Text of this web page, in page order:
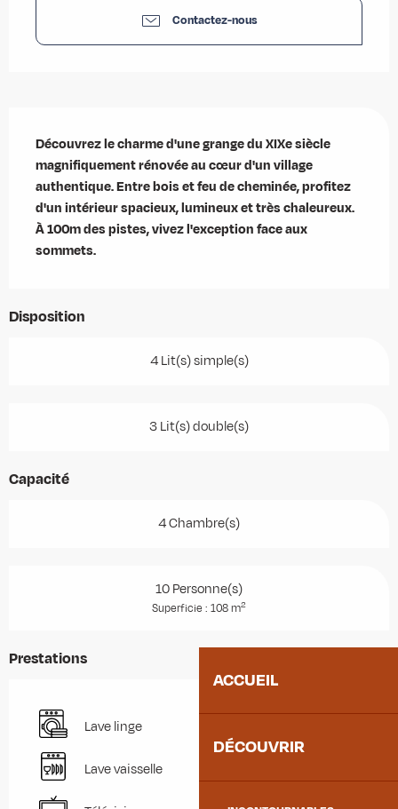
ACCUEIL
DÉCOUVRIR
Contactez-nous
Découvrez le charme d'une grange du XIXe siècle
magnifiquement rénovée au cœur d'un village
authentique. Entre bois et feu de cheminée, profitez
d'un intérieur spacieux, lumineux et très chaleureux.
À 100m des pistes, vivez l'exception face aux
sommets.
Disposition
4 Lit(s) simple(s)
3 Lit(s) double(s)
Capacité
4 Chambre(s)
10 Personne(s)
Superficie : 108 m2
Prestations
Lave linge
Lave vaisselle